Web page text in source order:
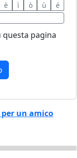
è ì ò ù é
pagina
per un amico